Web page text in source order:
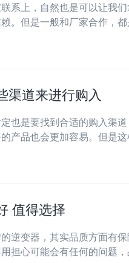
系上，自然也是可以让我
。但是一般和厂家合作，
渠道来进行购入
也是要找到合适的购入渠
产品也会更加容易。但是
值得选择
逆变器，其实品质方面有
担心可能会有任何的问题